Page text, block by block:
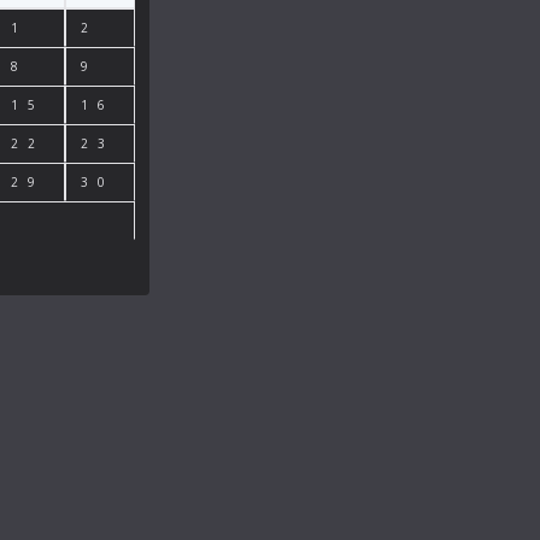
1 2
8 9
15 16
22 23
29 30